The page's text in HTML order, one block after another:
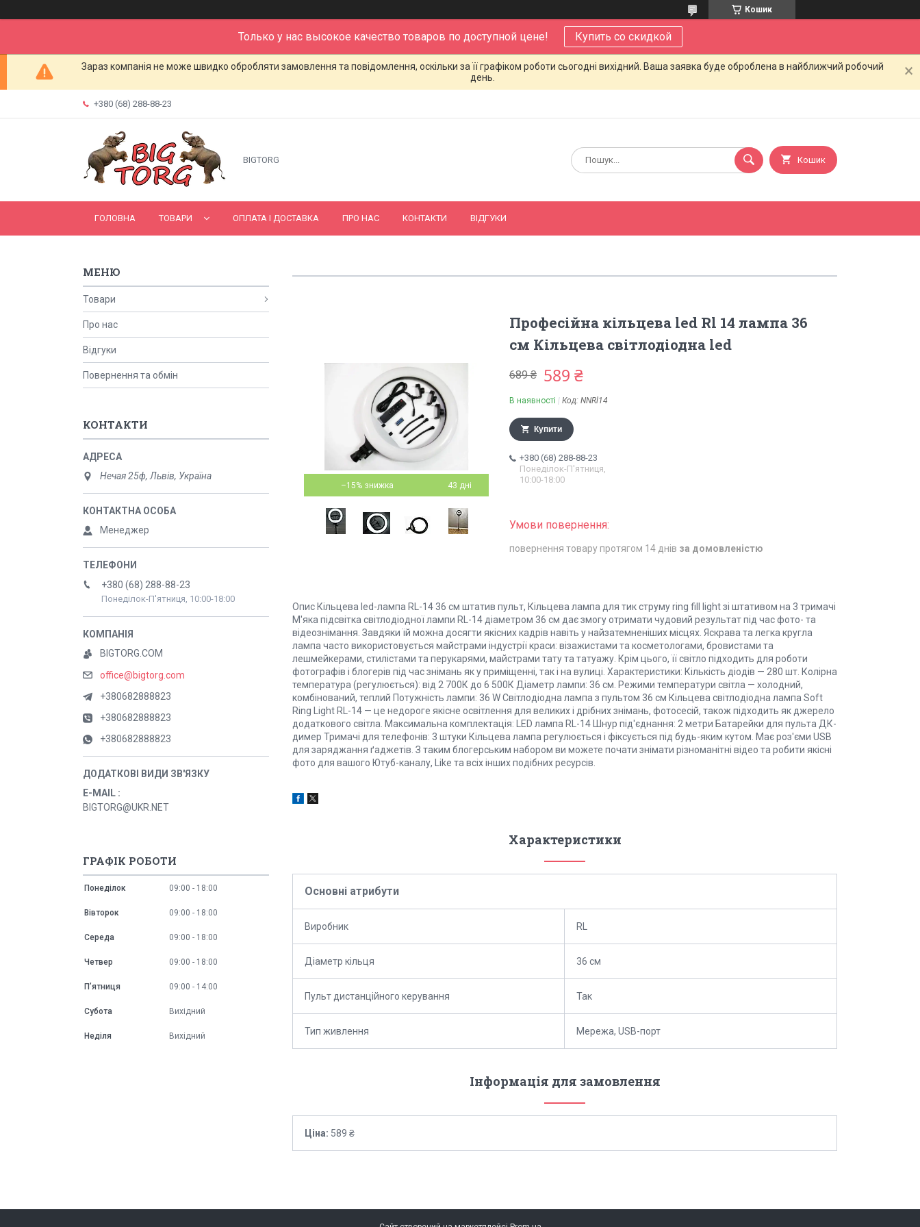
Кошик
Только у нас высокое качество товаров по доступной цене! Купить со скидкой
Зараз компанія не може швидко обробляти замовлення та повідомлення, оскільки за її графіком роботи сьогодні вихідний. Ваша заявка буде оброблена в найближчий робочий
день.
+380 (68) 288-88-23
BIGTORG Кошик
ГОЛОВНА ТОВАРИ ОПЛАТА І ДОСТАВКА ПРО НАС КОНТАКТИ ВІДГУКИ
–15% 43 дні
Професійна кільцева led Rl 14 лампа 36
см Кільцева світлодіодна led
689 ₴ 589 ₴
В наявності Код: NNRl14
Купити
+380 (68) 288-88-23
Понеділок-П'ятниця,
10:00-18:00
повернення товару протягом 14 днів за домовленістю
Опис Кільцева led-лампа RL-14 36 см штатив пульт, Кільцева лампа для тик струму ring fill light зі штативом на 3 тримачі
М'яка підсвітка світлодіодної лампи RL-14 діаметром 36 см дає змогу отримати чудовий результат під час фото- та
відеознімання. Завдяки їй можна досягти якісних кадрів навіть у найзатемненіших місцях. Яскрава та легка кругла
лампа часто використовується майстрами індустрії краси: візажистами та косметологами, бровистами та
лешмейкерами, стилістами та перукарями, майстрами тату та татуажу. Крім цього, її світло підходить для роботи
фотографів і блогерів під час знімань як у приміщенні, так і на вулиці. Характеристики: Кількість діодів — 280 шт. Колірна
температура (регулюється): від 2 700К до 6 500К Діаметр лампи: 36 см. Режими температури світла — холодний,
комбінований, теплий Потужність лампи: 36 W Світлодіодна лампа з пультом 36 см Кільцева світлодіодна лампа Soft
Ring Light RL-14 — це недороге якісне освітлення для великих і дрібних знімань, фотосесій, також підходить як джерело
додаткового світла. Максимальна комплектація: LED лампа RL-14 Шнур під'єднання: 2 метри Батарейки для пульта ДК-
димер Тримачі для телефонів: 3 штуки Кільцева лампа регулюється і фіксується під будь-яким кутом. Має роз'єми USB
для заряджання ґаджетів. З таким блогерським набором ви можете почати знімати різноманітні відео та робити якісні
фото для вашого Ютуб-каналу, Like та всіх інших подібних ресурсів.
Характеристики
Основні атрибути
Виробник RL
Діаметр кільця 36 см
Пульт дистанційного керування Так
Тип живлення Мережа, USB-порт
Інформація для замовлення
Ціна: 589 ₴
Товари
Про нас
Відгуки
Повернення та обмін
КОНТАКТИ
Нечая 25ф, Львів, Україна
Менеджер
+380 (68) 288-88-23
Понеділок-П'ятниця, 10:00-18:00
BIGTORG.COM
office@bigtorg.com
+380682888823
+380682888823
+380682888823
E-MAIL
BIGTORG@UKR.NET
ГРАФІК РОБОТИ
Понеділок 09:00 18:00
Вівторок 09:00 18:00
Середа 09:00 18:00
Четвер 09:00 18:00
Пʼятниця 09:00 14:00
Субота Вихідний
Неділя Вихідний